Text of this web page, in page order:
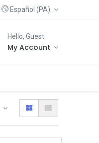
Español (PA)
Hello, Guest
My Account